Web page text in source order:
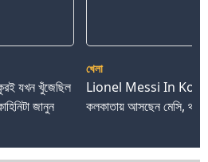
ADVERTISEMENT